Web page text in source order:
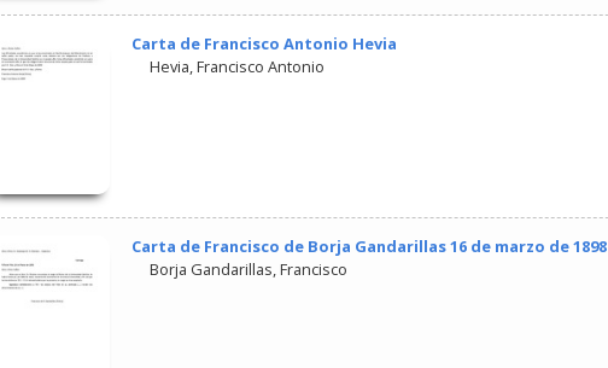
Carta de Francisco Antonio Hevia
Hevia, Francisco Antonio
Carta de Francisco de Borja Gandarillas 16 de marzo de 1898
Borja Gandarillas, Francisco